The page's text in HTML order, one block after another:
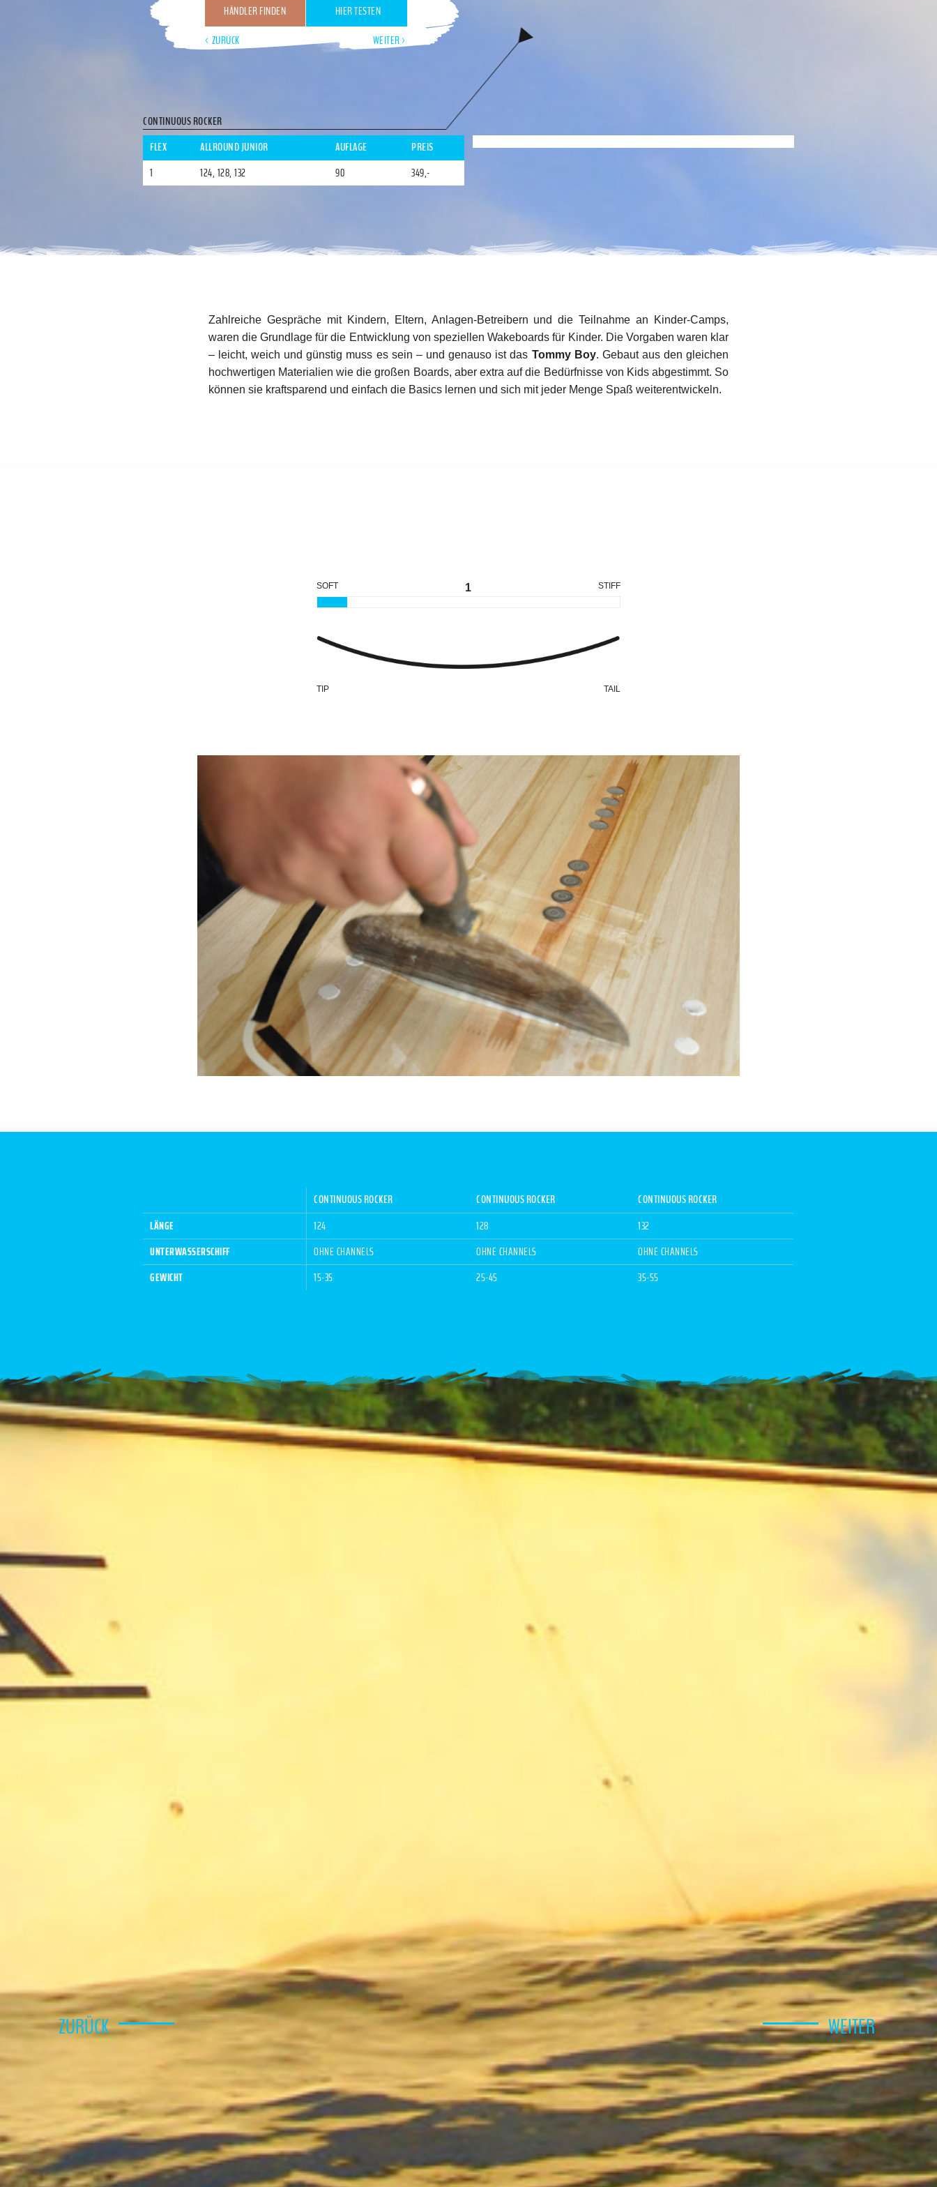
HÄNDLER FINDEN
HIER TESTEN
< ZURÜCK
WEITER >
CONTINUOUS ROCKER
FLEX
ALLROUND JUNIOR AUFLAGE PREIS
1 124, 128, 132 90 349,-
Zahlreiche Gespräche mit Kindern, Eltern, Anlagen-Betreibern und die Teilnahme an Kinder-Camps,
waren die Grundlage für die Entwicklung von speziellen Wakeboards für Kinder. Die Vorgaben waren klar
– leicht, weich und günstig muss es sein – und genauso ist das Tommy Boy. Gebaut aus den gleichen
hochwertigen Materialien wie die großen Boards, aber extra auf die Bedürfnisse von Kids abgestimmt. So
können sie kraftsparend und einfach die Basics lernen und sich mit jeder Menge Spaß weiterentwickeln.
SOFT 1 STIFF
TIP TAIL
CONTINUOUS ROCKER CONTINUOUS ROCKER CONTINUOUS ROCKER
LÄNGE 124 128
132
UNTERWASSERSCHIFF
OHNE CHANNELS OHNE CHANNELS
OHNE CHANNELS
GEWICHT
15-35 25-45 35-55
ZURÜCK WEITER